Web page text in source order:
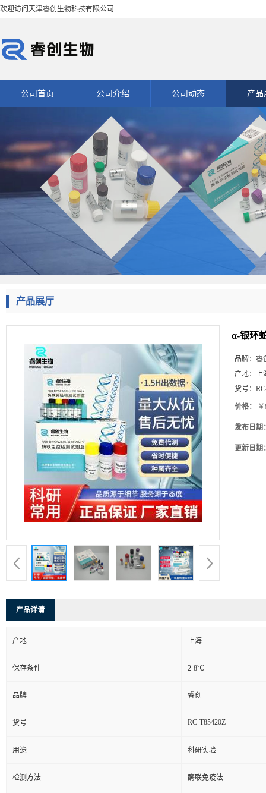
欢迎访问天津睿创生物科技有限公司
公司首页 公司介绍 公司动态 产品
产品展厅
α-银环
品牌： 睿
产地： 上
货号：
价格：
发布日期
更新日期
产品详请
产地 上海
保存条件 2-8℃
品牌 睿创
货号 RC-T85420Z
用途 科研实验
检测方法 酶联免疫法